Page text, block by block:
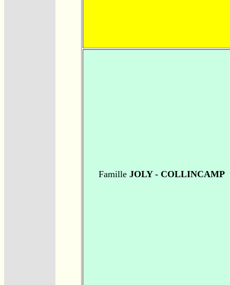
FamilleJOLY - COLLINCAMP